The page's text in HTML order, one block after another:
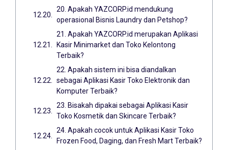
20. Apakah YAZCORP.id mendukung
operasional Bisnis Laundry dan Petshop?
21. Apakah YAZCORP.id merupakan Aplikasi
Kasir Minimarket dan Toko Kelontong
Terbaik?
22. Apakah sistem ini bisa diandalkan
sebagai Aplikasi Kasir Toko Elektronik dan
Komputer Terbaik?
23. Bisakah dipakai sebagai Aplikasi Kasir
Toko Kosmetik dan Skincare Terbaik?
24. Apakah cocok untuk Aplikasi Kasir Toko
Frozen Food, Daging, dan Fresh Mart Terbaik?